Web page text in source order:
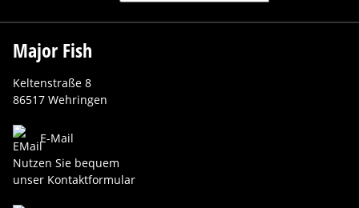
Major Fish
Keltenstraße 8
86517 Wehringen
E-Mail
Nutzen Sie bequem
unser Kontaktformular